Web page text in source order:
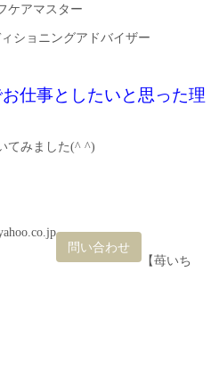
ケアマスター
ショニングアドバイザー
仕事としたいと思った理
てみました(^ ^)
問い合わせ
【苺いち